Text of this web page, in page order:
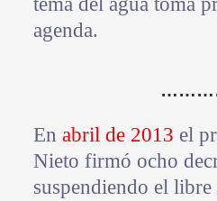
agenda.
En abril de 2013 el
Nieto firmó ocho
suspendiendo el